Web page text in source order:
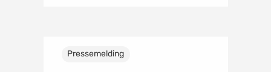
Pressemelding